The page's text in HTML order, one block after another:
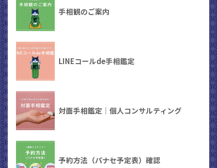
手相観のご案内
LINEコールde手相鑑定
対面手相鑑定｜個人コンサルティング
予約方法（パナセ予定表）確認